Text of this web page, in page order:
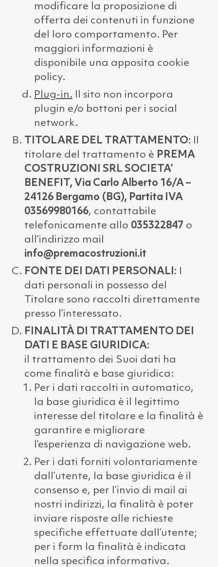
modificare la proposizione di
offerta dei contenuti in funzione
del loro comportamento. Per
maggiori informazioni è
disponibile una apposita cookie
policy.
Plug-in. Il sito non incorpora
plugin e/o bottoni per i social
network.
TITOLARE DEL TRATTAMENTO:
titolare del trattamento è PREMA
COSTRUZIONI SRL SOCIETA’
BENEFIT, Via Carlo Alberto 16/A –
24126 Bergamo (BG), Partita IVA
03569980166, contattabile
telefonicamente allo 035322847 o
all’indirizzo mail
info@premacostruzioni.it
FONTE DEI DATI PERSONALI:
dati personali in possesso del
Titolare sono raccolti direttamente
presso l’interessato.
FINALITÀ DI TRATTAMENTO DEI
DATI E BASE GIURIDICA:
il trattamento dei Suoi dati ha
come finalità e base giuridica:
Per i dati raccolti in automatico,
la base giuridica è il legittimo
interesse del titolare e la finalità è
garantire e migliorare
l’esperienza di navigazione web.
Per i dati forniti volontariamente
dall’utente, la base giuridica è il
consenso e, per l’invio di mail ai
nostri indirizzi, la finalità è poter
inviare risposte alle richieste
specifiche effettuate dall’utente;
per i form la finalità è indicata
nella specifica informativa.